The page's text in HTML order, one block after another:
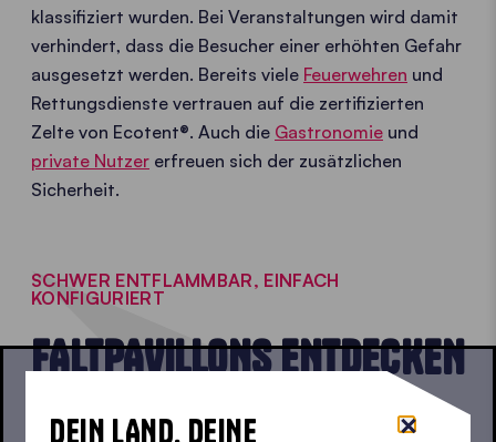
klassifiziert wurden. Bei Veranstaltungen wird damit
verhindert, dass die Besucher einer erhöhten Gefahr
ausgesetzt werden. Bereits viele Feuerwehren und
Rettungsdienste vertrauen auf die zertifizierten
Zelte von Ecotent®. Auch die Gastronomie und
private Nutzer erfreuen sich der zusätzlichen
Sicherheit.
SCHWER ENTFLAMMBAR, EINFACH
KONFIGURIERT
FALTPAVILLONS ENTDECKEN
Konfiguriere deine Wunschgröße und sei dabei
DEIN LAND. DEINE